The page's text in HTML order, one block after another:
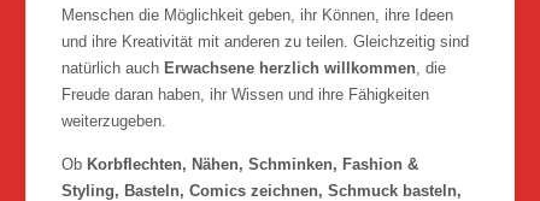
Menschen die Möglichkeit geben, ihr Können, ihre Ideen
und ihre Kreativität mit anderen zu teilen. Gleichzeitig sind
natürlich auch Erwachsene herzlich willkommen, die
Freude daran haben, ihr Wissen und ihre Fähigkeiten
weiterzugeben.
Ob Korbflechten, Nähen, Schminken, Fashion &
Styling, Basteln, Comics zeichnen, Schmuck basteln,